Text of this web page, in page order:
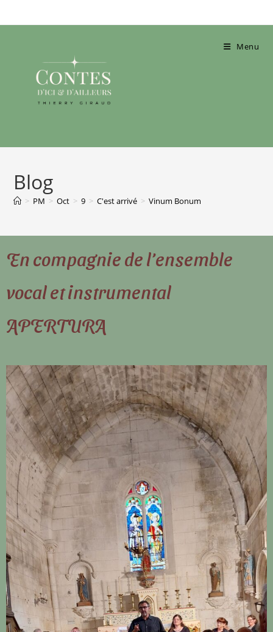
Menu
Blog
> PM > Oct > 9 > C'est arrivé > Vinum Bonum
En compagnie de l’ensemble
vocal et instrumental
APERTURA